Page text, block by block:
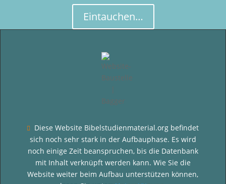
Eintauchen…

Diese Website Bibelstudienmaterial.org befindet
sich noch sehr stark in der Aufbauphase. Es wird
noch einige Zeit beanspruchen, bis die Datenbank
mit Inhalt verknüpft werden kann. Wie Sie die
Website weiter beim Aufbau unterstützen können,